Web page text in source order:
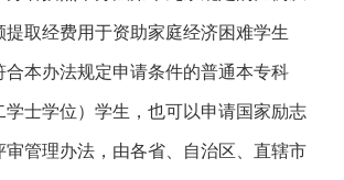
提取经费用于资助家庭经济困难学生
合本办法规定申请条件的普通本专科
学士学位）学生，也可以申请国家励志
审管理办法，由各省、自治区、直辖市